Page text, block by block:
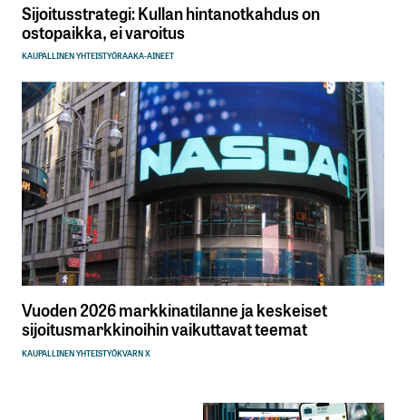
Sijoitusstrategi: Kullan hintanotkahdus on
ostopaikka, ei varoitus
KAUPALLINEN YHTEISTYÖRAAKA-AINEET
Vuoden 2026 markkinatilanne ja keskeiset
sijoitusmarkkinoihin vaikuttavat teemat
KAUPALLINEN YHTEISTYÖKVARN X